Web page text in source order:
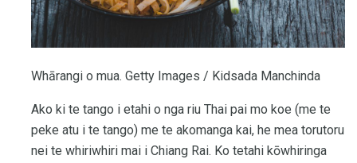
Whārangi o mua. Getty Images / Kidsada Manchinda
Ako ki te tango i etahi o nga riu Thai pai mo koe (me te
peke atu i te tango) me te akomanga kai, he mea torutoru
nei te whiriwhiri mai i Chiang Rai. Ko tetahi kōwhiringa